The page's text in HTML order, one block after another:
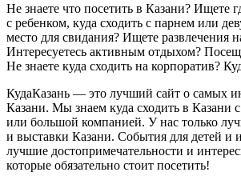
Не знаете что посетить в Казани? Ищете
с ребенком, куда сходить с парнем или
место для свидания? Ищете развлечения
Интересуетесь активным отдыхом?
Не знаете куда сходить на корпоратив?
КудаКазань — это лучший сайт о самых
Казани. Мы знаем куда сходить в Казани
или большой компанией. У нас только
и выставки Казани. События для детей и
лучшие достопримечательности и
которые обязательно стоит посетить!